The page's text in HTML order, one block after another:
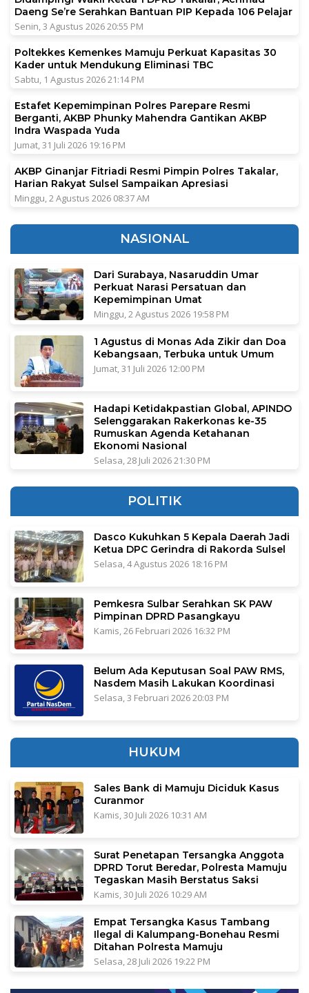
Daeng Se’re Serahkan Bantuan PIP Kepada 106 Pelajar
Senin, 3 Agustus 2026 20:55 PM
Poltekkes Kemenkes Mamuju Perkuat Kapasitas 30
Kader untuk Mendukung Eliminasi TBC
Sabtu, 1 Agustus 2026 21:14 PM
Estafet Kepemimpinan Polres Parepare Resmi
Berganti, AKBP Phunky Mahendra Gantikan AKBP
Indra Waspada Yuda
Jumat, 31 Juli 2026 19:16 PM
AKBP Ginanjar Fitriadi Resmi Pimpin Polres Takalar,
Harian Rakyat Sulsel Sampaikan Apresiasi
Minggu, 2 Agustus 2026 08:37 AM
NASIONAL
Dari Surabaya, Nasaruddin Umar
Perkuat Narasi Persatuan dan
Kepemimpinan Umat
Minggu, 2 Agustus 2026 19:58 PM
1 Agustus di Monas Ada Zikir dan Doa
Kebangsaan, Terbuka untuk Umum
Jumat, 31 Juli 2026 12:00 PM
Hadapi Ketidakpastian Global, APINDO
Selenggarakan Rakerkonas ke-35
Rumuskan Agenda Ketahanan
Ekonomi Nasional
Selasa, 28 Juli 2026 21:30 PM
POLITIK
Dasco Kukuhkan 5 Kepala Daerah Jadi
Ketua DPC Gerindra di Rakorda Sulsel
Selasa, 4 Agustus 2026 18:16 PM
Pemkesra Sulbar Serahkan SK PAW
Pimpinan DPRD Pasangkayu
Kamis, 26 Februari 2026 16:32 PM
Belum Ada Keputusan Soal PAW RMS,
Nasdem Masih Lakukan Koordinasi
Selasa, 3 Februari 2026 20:03 PM
HUKUM
Sales Bank di Mamuju Diciduk Kasus
Curanmor
Kamis, 30 Juli 2026 10:31 AM
Surat Penetapan Tersangka Anggota
DPRD Torut Beredar, Polresta Mamuju
Tegaskan Masih Berstatus Saksi
Kamis, 30 Juli 2026 10:29 AM
Empat Tersangka Kasus Tambang
Ilegal di Kalumpang-Bonehau Resmi
Ditahan Polresta Mamuju
Selasa, 28 Juli 2026 19:22 PM